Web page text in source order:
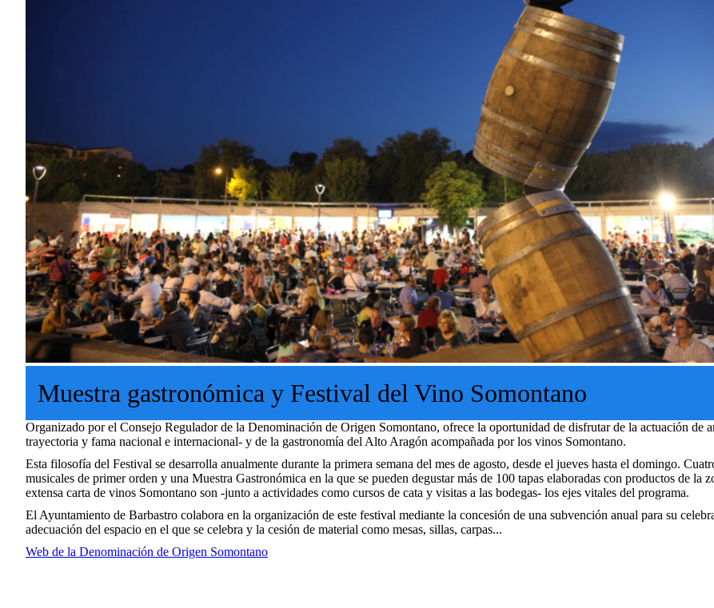
Muestra gastronómica y Festival del Vino Somontano
Organizado por el Consejo Regulador de la Denominación de Origen Somontano, ofrece la oportunidad de disfrutar de la actuación de
trayectoria y fama nacional e internacional- y de la gastronomía del Alto Aragón acompañada por los vinos Somontano.
Esta filosofía del Festival se desarrolla anualmente durante la primera semana del mes de agosto, desde el jueves hasta el domingo.
musicales de primer orden y una Muestra Gastronómica en la que se pueden degustar más de 100 tapas elaboradas con productos de la
extensa carta de vinos Somontano son -junto a actividades como cursos de cata y visitas a las bodegas- los ejes vitales del programa.
El Ayuntamiento de Barbastro colabora en la organización de este festival mediante la concesión de una subvención anual para su
adecuación del espacio en el que se celebra y la cesión de material como mesas, sillas, carpas...
Web de la Denominación de Origen Somontano